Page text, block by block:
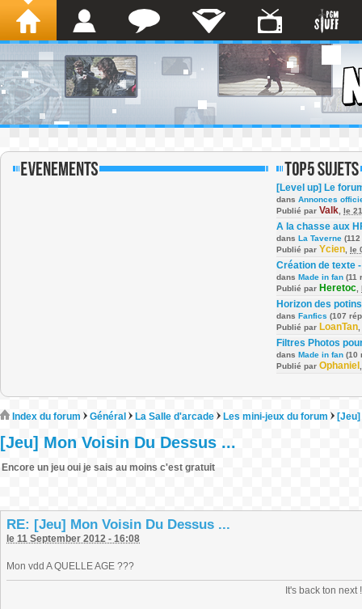
[Level up] Le
dans Annonces
Publié par Valk le
A la chasse aux
dans La Taverne
Publié par Ycien le
Création de texte
dans Made in fan (11
Publié par Heretoc
Horizon des potins
dans Fanfics (107
Publié par LoanTan
Filtres Photos
dans Made in fan (10
Publié par Ophaniel
Index du forum Général La Salle d'arcade Les mini-jeux du forum
[Jeu] Mon Voisin Du Dessus ...
Encore un jeu oui je sais au moins c'est gratuit
RE: [Jeu] Mon Voisin Du Dessus ...
le 11 September 2012 - 16:08
Mon vdd A QUELLE AGE ???
It's back ton next !